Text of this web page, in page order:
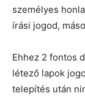
személyes
írási jogod,
Ehhez 2 fontos
létező lapok
telepítés után